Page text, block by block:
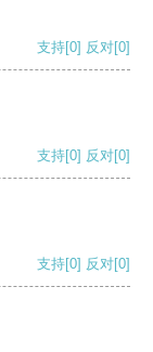
支持[0] 反对[0]
支持[0] 反对[0]
支持[0] 反对[0]